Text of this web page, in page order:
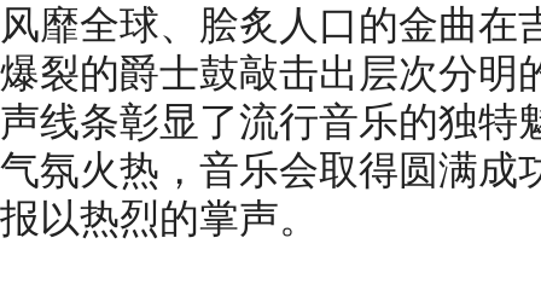
风靡全球、脍炙人口的金曲在
爆裂的爵士鼓敲击出层次分明
声线条彰显了流行音乐的独特
气氛火热，音乐会取得圆满成
报以热烈的掌声。